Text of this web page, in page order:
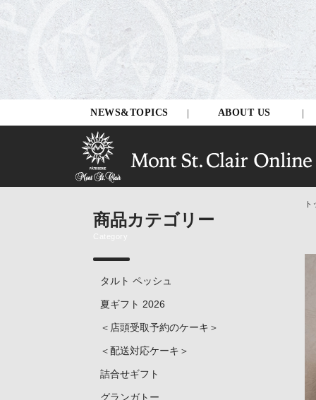
NEWS&TOPICS ABOUT US
商品カテゴリー
Category
タルト ペッシュ
夏ギフト 2026
＜店頭受取予約のケーキ＞
＜配送対応ケーキ＞
詰合せギフト
グランガトー
ト